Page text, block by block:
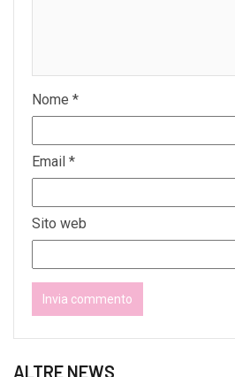
Nome *
Email *
Sito web
ALTRE NEWS